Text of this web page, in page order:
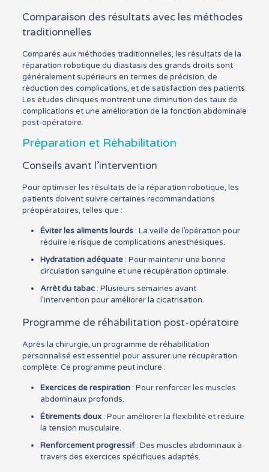
Comparaison des résultats avec les méthodes
traditionnelles
Comparés aux méthodes traditionnelles, les résultats de la
réparation robotique du diastasis des grands droits sont
généralement supérieurs en termes de précision, de
réduction des complications, et de satisfaction des patients.
Les études cliniques montrent une diminution des taux de
complications et une amélioration de la fonction abdominale
post-opératoire.
Préparation et Réhabilitation
Conseils avant l’intervention
Pour optimiser les résultats de la réparation robotique, les
patients doivent suivre certaines recommandations
préopératoires, telles que :
Éviter les aliments lourds: La veille de l’opération pour
réduire le risque de complications anesthésiques.
Hydratation adéquate: Pour maintenir une bonne
circulation sanguine et une récupération optimale.
Arrêt du tabac: Plusieurs semaines avant
l’intervention pour améliorer la cicatrisation.
Programme de réhabilitation post-opératoire
Après la chirurgie, un programme de réhabilitation
personnalisé est essentiel pour assurer une récupération
complète. Ce programme peut inclure :
Exercices de respiration: Pour renforcer les muscles
abdominaux profonds.
Étirements doux: Pour améliorer la flexibilité et réduire
la tension musculaire.
Renforcement progressif: Des muscles abdominaux à
travers des exercices spécifiques adaptés.